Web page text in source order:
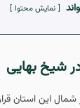
نمایش محتوا
شیخ بهایی
این استان